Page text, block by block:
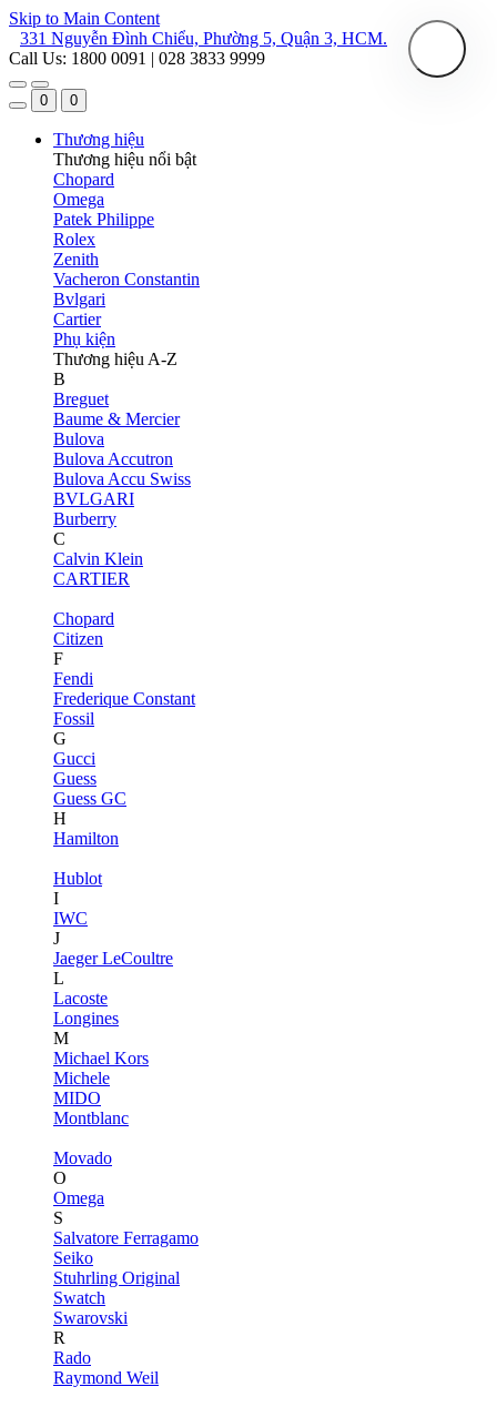
Skip to Main Content
331 Nguyễn Đình Chiểu, Phường 5, Quận 3, HCM.
Call Us: 1800 0091 | 028 3833 9999
0 0
Thương hiệu
Thương hiệu nổi bật
Chopard
Omega
Patek Philippe
Rolex
Zenith
Vacheron Constantin
Bvlgari
Cartier
Phụ kiện
Thương hiệu A-Z
B
Breguet
Baume & Mercier
Bulova
Bulova Accutron
Bulova Accu Swiss
BVLGARI
Burberry
C
Calvin Klein
CARTIER
Chopard
Citizen
F
Fendi
Frederique Constant
Fossil
G
Gucci
Guess
Guess GC
H
Hamilton
Hublot
I
IWC
J
Jaeger LeCoultre
L
Lacoste
Longines
M
Michael Kors
Michele
MIDO
Montblanc
Movado
O
Omega
S
Salvatore Ferragamo
Seiko
Stuhrling Original
Swatch
Swarovski
R
Rado
Raymond Weil